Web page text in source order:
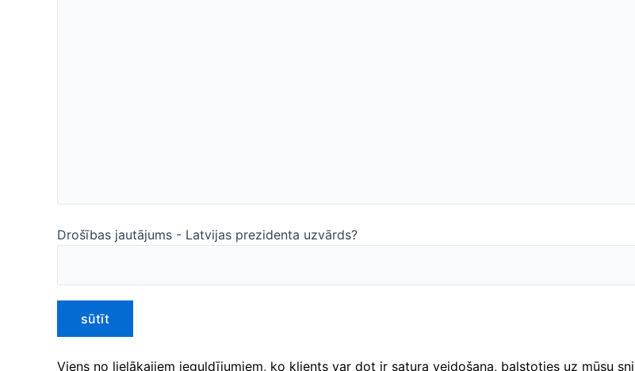
Drošības jautājums - Latvijas prezidenta uzvārds?
Viens no lielākajiem ieguldījumiem, ko klients var dot ir satura veidošana, balstoties uz mūsu